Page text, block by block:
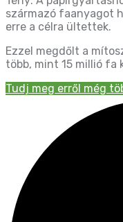
származó faanyagot
erre a célra ültettek.
Ezzel megdőlt a
több, mint 15 millió
Tudj meg erről még